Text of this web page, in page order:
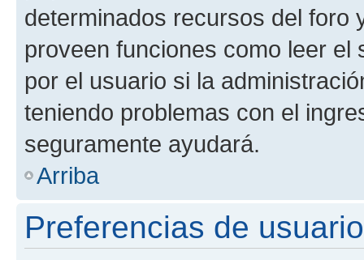
determinados recursos del foro
proveen funciones como leer el
por el usuario si la
teniendo problemas con el
seguramente ayudará.
Arriba
Preferencias de